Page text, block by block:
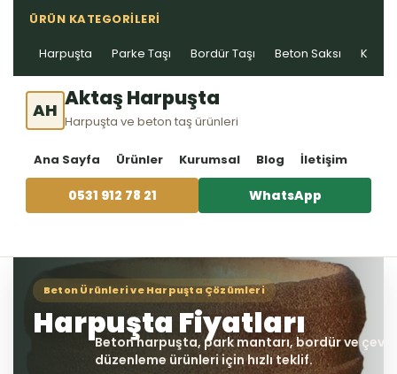
ÜRÜN KATEGORILERI
Harpuşta Parke Taşı Bordür Taşı Beton Saksı Kablo
AH Aktaş Harpuşta
Harpuşta ve beton taş ürünleri
Ana Sayfa Ürünler Kurumsal Blog İletişim
0531 912 78 21 WhatsApp